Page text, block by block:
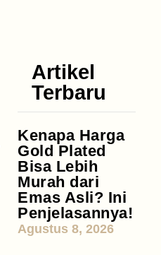
Artikel
Terbaru
Kenapa Harga
Gold Plated
Bisa Lebih
Murah dari
Emas Asli? Ini
Penjelasannya!
Agustus 8, 2026